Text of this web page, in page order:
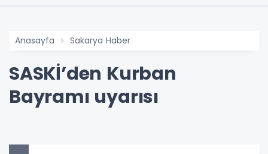
Anasayfa Sakarya Haber
SASKİ’den Kurban
Bayramı uyarısı